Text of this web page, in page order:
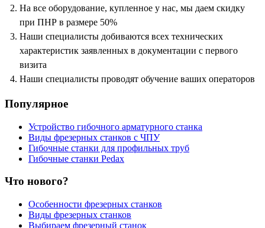
На все оборудование, купленное у нас, мы даем скидку
при ПНР в размере 50%
Наши специалисты добиваются всех технических
характеристик заявленных в документации с первого
визита
Наши специалисты проводят обучение ваших операторов
Популярное
Устройство гибочного арматурного станка
Виды фрезерных станков с ЧПУ
Гибочные станки для профильных труб
Гибочные станки Pedax
Что нового?
Особенности фрезерных станков
Виды фрезерных станков
Выбираем фрезерный станок